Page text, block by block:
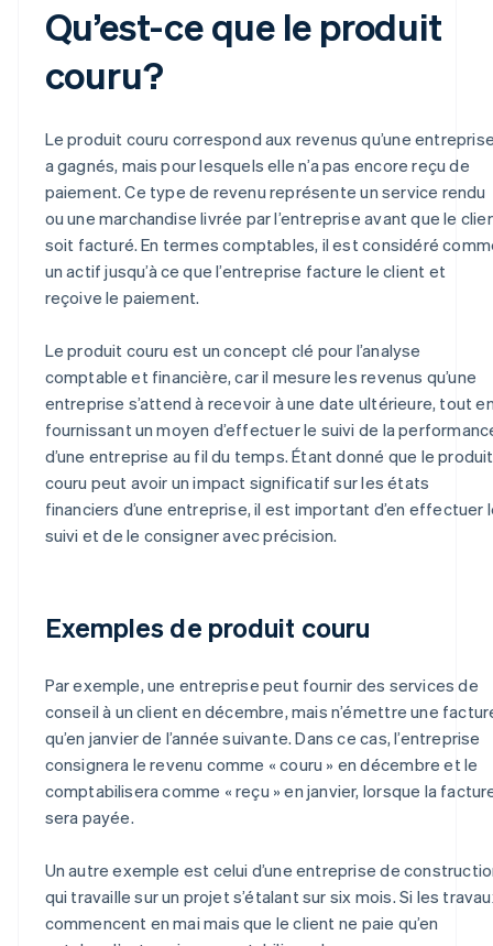
Qu’est-ce que le produit
couru?
Le produit couru correspond aux revenus qu’une
a gagnés, mais pour lesquels elle n’a pas encore reçu de
paiement. Ce type de revenu représente un service rendu
ou une marchandise livrée par l’entreprise avant que le
soit facturé. En termes comptables, il est considéré
un actif jusqu’à ce que l’entreprise facture le client et
reçoive le paiement.
Le produit couru est un concept clé pour l’analyse
comptable et financière, car il mesure les revenus qu’une
entreprise s’attend à recevoir à une date ultérieure, tout
fournissant un moyen d’effectuer le suivi de la
d’une entreprise au fil du temps. Étant donné que le produit
couru peut avoir un impact significatif sur les états
financiers d’une entreprise, il est important d’en effectuer
suivi et de le consigner avec précision.
Exemples de produit couru
Par exemple, une entreprise peut fournir des services de
conseil à un client en décembre, mais n’émettre une
qu’en janvier de l’année suivante. Dans ce cas, l’entreprise
consignera le revenu comme « couru » en décembre et le
comptabilisera comme « reçu » en janvier, lorsque la
sera payée.
Un autre exemple est celui d’une entreprise de
qui travaille sur un projet s’étalant sur six mois. Si les
commencent en mai mais que le client ne paie qu’en